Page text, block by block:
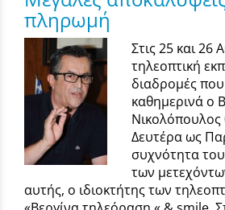
πληρωμή
Στις 25 και 26
τηλεοπτική
διαδρομές
καθημερινά ο
Νικολόπουλος
Δευτέρα ως
συχνότητα
των
αυτής, o ιδιοκτήτης των